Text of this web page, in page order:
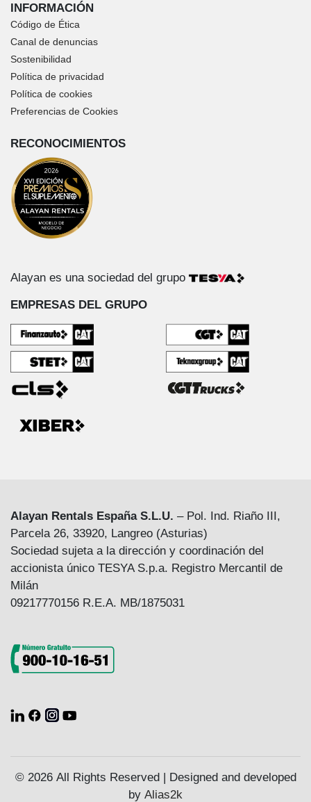
INFORMACIÓN
Código de Ética
Canal de denuncias
Sostenibilidad
Política de privacidad
Política de cookies
Preferencias de Cookies
RECONOCIMIENTOS
Alayan es una sociedad del grupo
EMPRESAS DEL GRUPO
Alayan Rentals España S.L.U. – Pol. Ind. Riaño III,
Parcela 26, 33920, Langreo (Asturias)
Sociedad sujeta a la dirección y coordinación del
accionista único TESYA S.p.a. Registro Mercantil de
Milán
09217770156 R.E.A. MB/1875031
© 2026 All Rights Reserved | Designed and developed
by Alias2k